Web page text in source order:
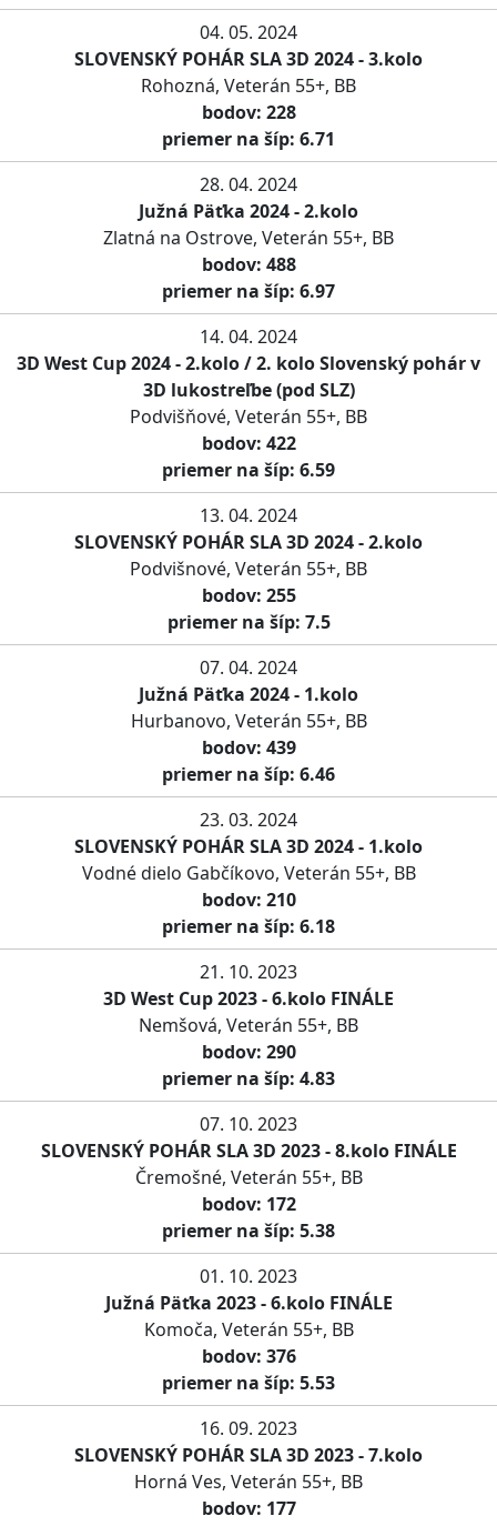
04. 05. 2024
SLOVENSKÝ POHÁR SLA 3D 2024 - 3.kolo
Rohozná, Veterán 55+, BB
bodov: 228
priemer na šíp: 6.71
28. 04. 2024
Južná Päťka 2024 - 2.kolo
Zlatná na Ostrove, Veterán 55+, BB
bodov: 488
priemer na šíp: 6.97
14. 04. 2024
3D West Cup 2024 - 2.kolo / 2. kolo Slovenský pohár v
3D lukostreľbe (pod SLZ)
Podvišňové, Veterán 55+, BB
bodov: 422
priemer na šíp: 6.59
13. 04. 2024
SLOVENSKÝ POHÁR SLA 3D 2024 - 2.kolo
Podvišnové, Veterán 55+, BB
bodov: 255
priemer na šíp: 7.5
07. 04. 2024
Južná Päťka 2024 - 1.kolo
Hurbanovo, Veterán 55+, BB
bodov: 439
priemer na šíp: 6.46
23. 03. 2024
SLOVENSKÝ POHÁR SLA 3D 2024 - 1.kolo
Vodné dielo Gabčíkovo, Veterán 55+, BB
bodov: 210
priemer na šíp: 6.18
21. 10. 2023
3D West Cup 2023 - 6.kolo FINÁLE
Nemšová, Veterán 55+, BB
bodov: 290
priemer na šíp: 4.83
07. 10. 2023
SLOVENSKÝ POHÁR SLA 3D 2023 - 8.kolo FINÁLE
Čremošné, Veterán 55+, BB
bodov: 172
priemer na šíp: 5.38
01. 10. 2023
Južná Päťka 2023 - 6.kolo FINÁLE
Komoča, Veterán 55+, BB
bodov: 376
priemer na šíp: 5.53
16. 09. 2023
SLOVENSKÝ POHÁR SLA 3D 2023 - 7.kolo
Horná Ves, Veterán 55+, BB
bodov: 177